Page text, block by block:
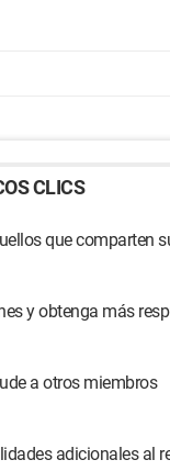
CLICS
que comparten
y obtenga más
a otros miembros
adicionales al